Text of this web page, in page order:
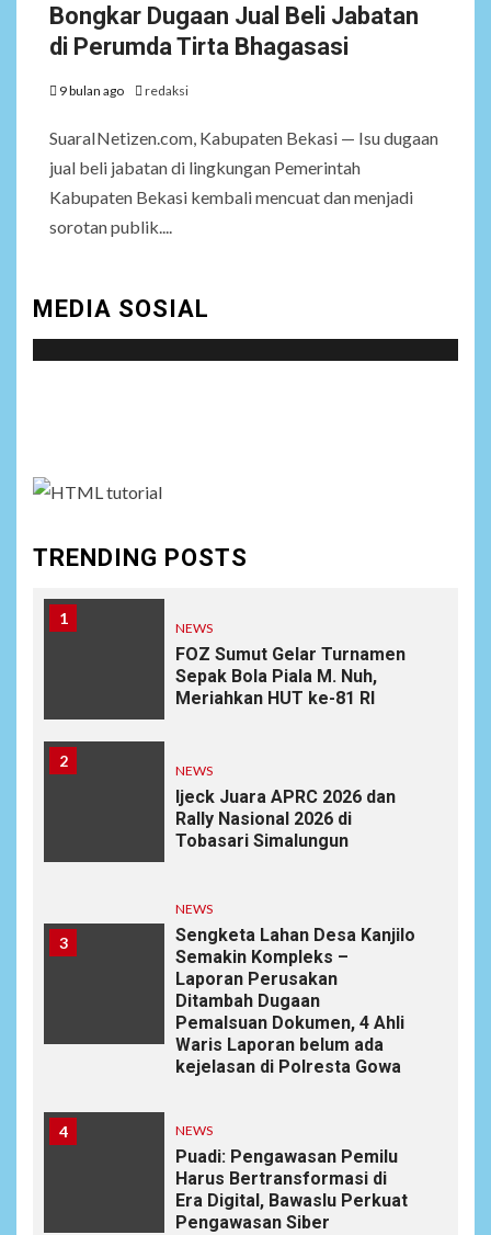
Bongkar Dugaan Jual Beli Jabatan
di Perumda Tirta Bhagasasi
9 bulan ago redaksi
SuaraINetizen.com, Kabupaten Bekasi — Isu dugaan
jual beli jabatan di lingkungan Pemerintah
Kabupaten Bekasi kembali mencuat dan menjadi
sorotan publik....
MEDIA SOSIAL
TRENDING POSTS
1
NEWS
FOZ Sumut Gelar Turnamen
Sepak Bola Piala M. Nuh,
Meriahkan HUT ke-81 RI
2
NEWS
Ijeck Juara APRC 2026 dan
Rally Nasional 2026 di
Tobasari Simalungun
3
NEWS
Sengketa Lahan Desa Kanjilo
Semakin Kompleks –
Laporan Perusakan
Ditambah Dugaan
Pemalsuan Dokumen, 4 Ahli
Waris Laporan belum ada
kejelasan di Polresta Gowa
4 NEWS
Puadi: Pengawasan Pemilu
Harus Bertransformasi di
Era Digital, Bawaslu Perkuat
Pengawasan Siber